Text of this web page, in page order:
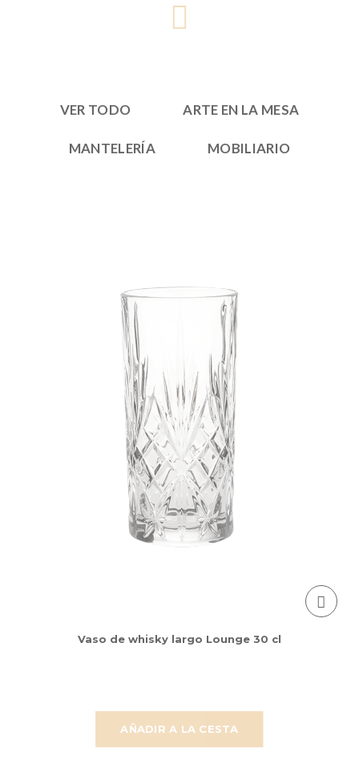
VER TODO ARTE EN LA MESA
MANTELERÍA MOBILIARIO
AÑADIR A LA CESTA
Vaso de whisky largo Lounge 30 cl